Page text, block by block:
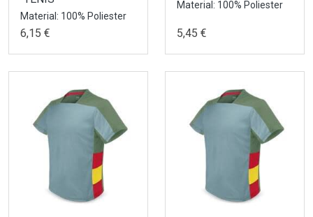
Material: 100% Poliester
6,15 €
Material: 100% Poliester
5,45 €